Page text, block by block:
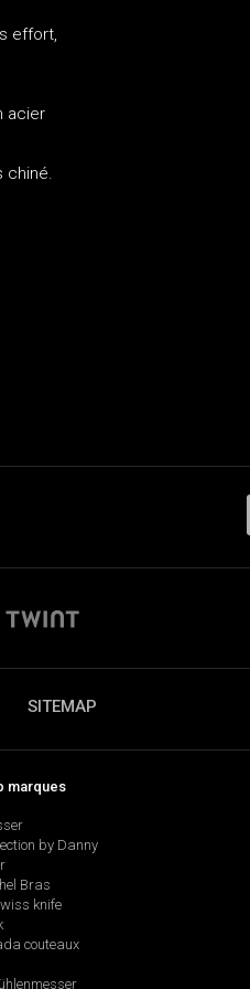
effort,
acier
chiné.
SITEMAP
marques
by Danny
Bras
knife
couteaux